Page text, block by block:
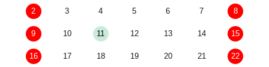
2 3 4 5 6 7 8
9 10 11 12 13 14 15
16 17 18 19 20 21 22